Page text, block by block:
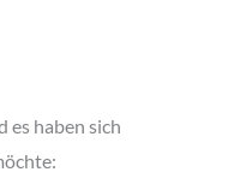
es haben sich